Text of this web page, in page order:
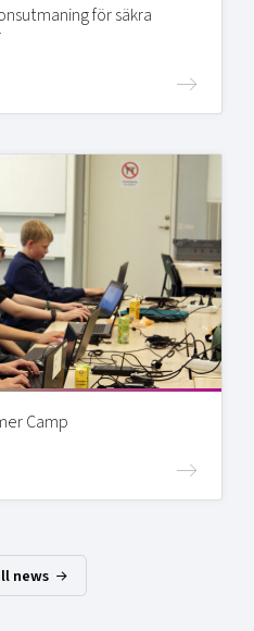
för säkra
Camp
news